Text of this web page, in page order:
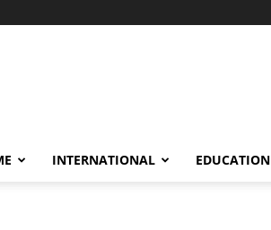
INTERNATIONAL EDUCATION